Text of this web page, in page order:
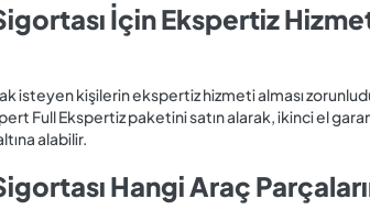
İçin Ekspertiz
isteyen kişilerin ekspertiz hizmeti alması
Full Ekspertiz paketini satın alarak, ikinci el
alabilir.
Hangi Araç